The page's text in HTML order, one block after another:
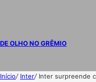
DE OLHO NO GRÊMIO
Início/ Inter/ Inter surpreende